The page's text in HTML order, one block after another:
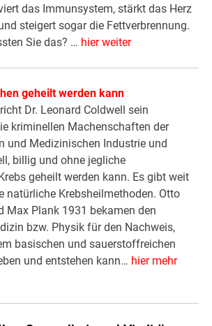
das Immunsystem, stärkt das Herz
steigert sogar die Fettverbrennung.
Sie das? … hier weiter
geheilt werden kann
Dr. Leonard Coldwell sein
kriminellen Machenschaften der
und Medizinischen Industrie und
billig und ohne jegliche
geheilt werden kann. Es gibt weit
natürliche Krebsheilmethoden. Otto
Max Plank 1931 bekamen den
bzw. Physik für den Nachweis,
basischen und sauerstoffreichen
und entstehen kann… hier mehr